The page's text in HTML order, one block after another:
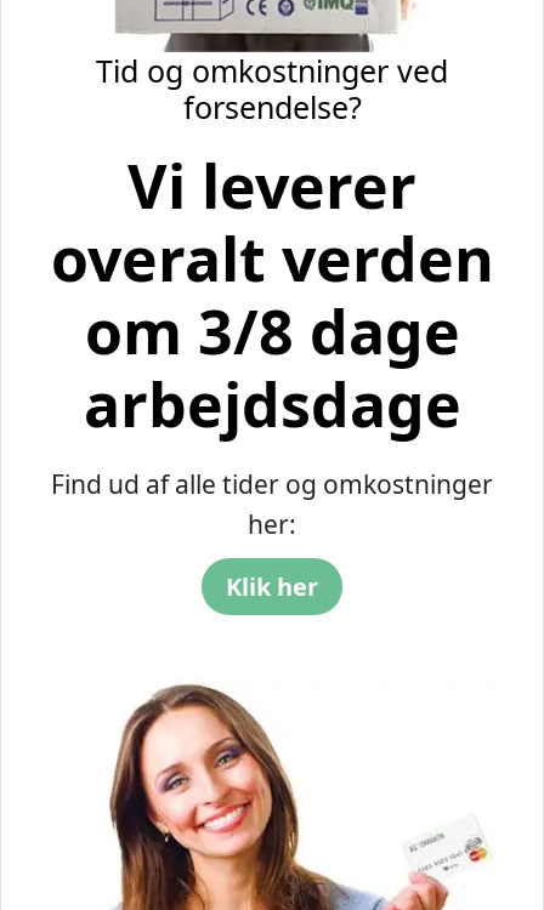
Tid og omkostninger ved
forsendelse?
Vi leverer
overalt verden
om 3/8 dage
arbejdsdage
Find ud af alle tider og omkostninger
her:
Klik her